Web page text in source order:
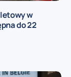
w
do 22